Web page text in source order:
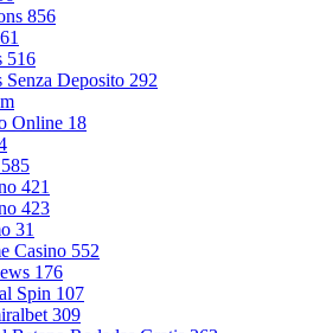
856
516
Deposito 292
Online 18
421
423
31
Casino 552
176
Spin 107
309